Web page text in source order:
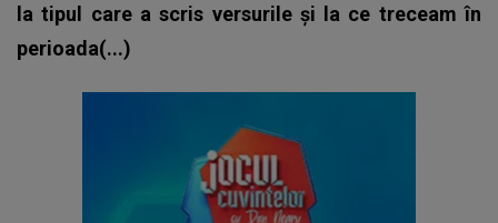
la tipul care a scris versurile și la ce treceam în
perioada(...)